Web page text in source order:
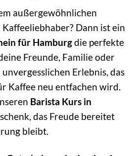
außergewöhnlichen
Dann ist ein
für Hamburgdie perfekte
Freunde, Familie oder
Erlebnis, das
Kaffee neu entfachen wird.
Barista Kurs in
das Freude bereitet
bleibt.